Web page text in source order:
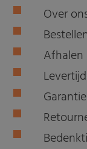
Over
Bestellen
Afhalen
Garantie